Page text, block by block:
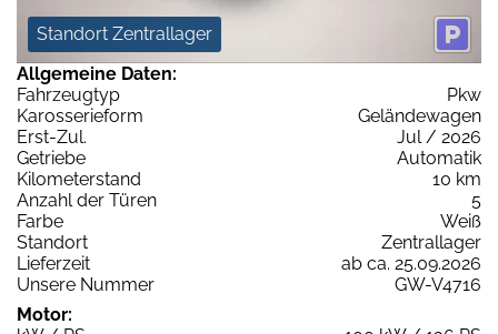
Standort Zentrallager
Allgemeine Daten:
Fahrzeugtyp
Pkw
Karosserieform
Geländewagen
Erst-Zul.
Jul / 2026
Getriebe
Automatik
Kilometerstand
10 km
Anzahl der Türen
5
Farbe
Weiß
Standort
Zentrallager
Lieferzeit
ab ca. 25.09.2026
Unsere Nummer
GW-V4716
Motor: